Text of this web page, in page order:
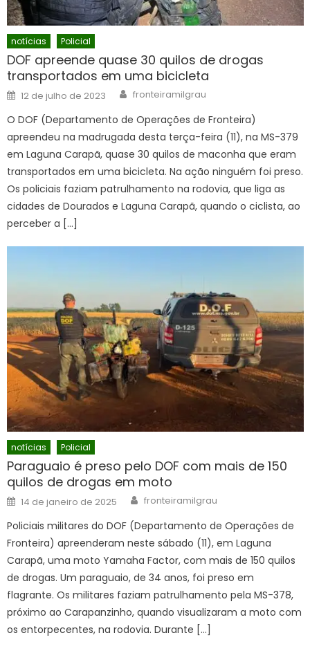
notícias Policial
DOF apreende quase 30 quilos de drogas
transportados em uma bicicleta
Posted
on
12 de julho de 2023 Author
fronteiramilgrau
O DOF (Departamento de Operações de Fronteira)
apreendeu na madrugada desta terça-feira (11), na MS-379
em Laguna Carapã, quase 30 quilos de maconha que eram
transportados em uma bicicleta. Na ação ninguém foi preso.
Os policiais faziam patrulhamento na rodovia, que liga as
cidades de Dourados e Laguna Carapã, quando o ciclista, ao
perceber a […]
notícias Policial
Paraguaio é preso pelo DOF com mais de 150
quilos de drogas em moto
Posted
on
14 de janeiro de 2025 Author
fronteiramilgrau
Policiais militares do DOF (Departamento de Operações de
Fronteira) apreenderam neste sábado (11), em Laguna
Carapã, uma moto Yamaha Factor, com mais de 150 quilos
de drogas. Um paraguaio, de 34 anos, foi preso em
flagrante. Os militares faziam patrulhamento pela MS-378,
próximo ao Carapanzinho, quando visualizaram a moto com
os entorpecentes, na rodovia. Durante […]